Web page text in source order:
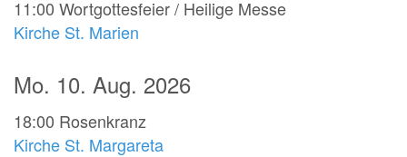
11:00 Wortgottesfeier / Heilige Messe
Kirche St. Marien
Mo. 10. Aug. 2026
18:00 Rosenkranz
Kirche St. Margareta